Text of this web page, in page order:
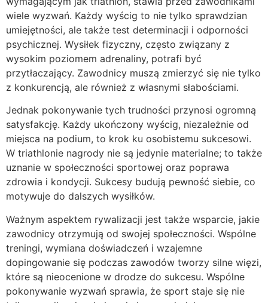
wiele wyzwań. Każdy wyścig to nie tylko sprawdzian
umiejętności, ale także test determinacji i odporności
psychicznej. Wysiłek fizyczny, często związany z
wysokim poziomem adrenaliny, potrafi być
przytłaczający. Zawodnicy muszą zmierzyć się nie tylko
z konkurencją, ale również z własnymi słabościami.
Jednak pokonywanie tych trudności przynosi ogromną
satysfakcję. Każdy ukończony wyścig, niezależnie od
miejsca na podium, to krok ku osobistemu sukcesowi.
W triathlonie nagrody nie są jedynie materialne; to także
uznanie w społeczności sportowej oraz poprawa
zdrowia i kondycji. Sukcesy budują pewność siebie, co
motywuje do dalszych wysiłków.
Ważnym aspektem rywalizacji jest także wsparcie, jakie
zawodnicy otrzymują od swojej społeczności. Wspólne
treningi, wymiana doświadczeń i wzajemne
dopingowanie się podczas zawodów tworzy silne więzi,
które są nieocenione w drodze do sukcesu. Wspólne
pokonywanie wyzwań sprawia, że sport staje się nie